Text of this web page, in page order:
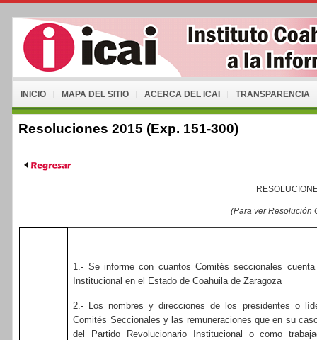
INICIO MAPA DEL SITIO ACERCA DEL ICAI TRANSPARENCIA
Resoluciones 2015 (Exp. 151-300)
(Para ver Resolución
1.- Se informe con cuantos Comités seccionales
Institucional en el Estado de Coahuila de Zaragoza
2.- Los nombres y direcciones de los presidentes o
Comités Seccionales y las remuneraciones que en su
del Partido Revolucionario Institucional o como